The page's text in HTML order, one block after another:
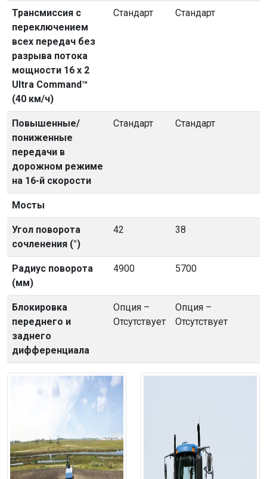
Трансмиссия с
переключением
всех передач без
разрыва потока
мощности 16 x 2
Ultra Command™
(40 км/ч)
Стандарт Стандарт
Повышенные/
пониженные
передачи в
дорожном режиме
на 16-й скорости
Стандарт Стандарт
Мосты
Угол поворота
сочленения (°)
42 38
Радиус поворота
(мм)
4900 5700
Блокировка
переднего и
заднего
дифференциала
Опция –
Отсутствует
Опция –
Отсутствует